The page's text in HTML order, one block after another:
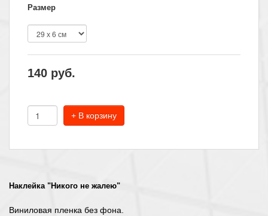
Размер
140 руб.
+ В корзину
Наклейка "Никого не жалею"
Виниловая пленка без фона.